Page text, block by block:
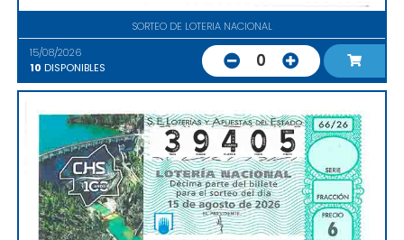
SORTEO DE LOTERIA NACIONAL
15/08/2026
10 DISPONIBLES 0